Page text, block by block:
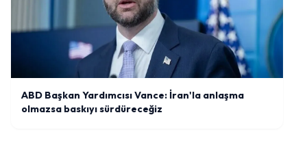
ABD Başkan Yardımcısı Vance: İran'la anlaşma
olmazsa baskıyı sürdüreceğiz